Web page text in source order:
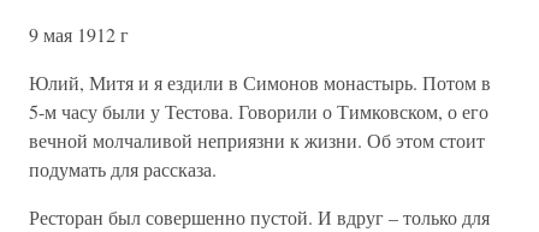
9 мая 1912 г
Юлий, Митя и я ездили в Симонов монастырь. Потом в
5-м часу были у Тестова. Говорили о Тимковском, о его
вечной молчаливой неприязни к жизни. Об этом стоит
подумать для рассказа.
Ресторан был совершенно пустой. И вдруг – только для